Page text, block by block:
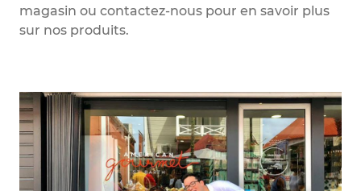
magasin ou contactez-nous pour en savoir plus
sur nos produits.